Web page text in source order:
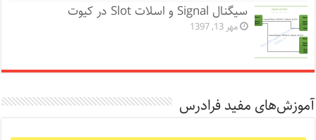
سیگنال Signal و اسلات Slot در کیوت
مهر 13, 1397
آموزش‌های مفید فرادرس